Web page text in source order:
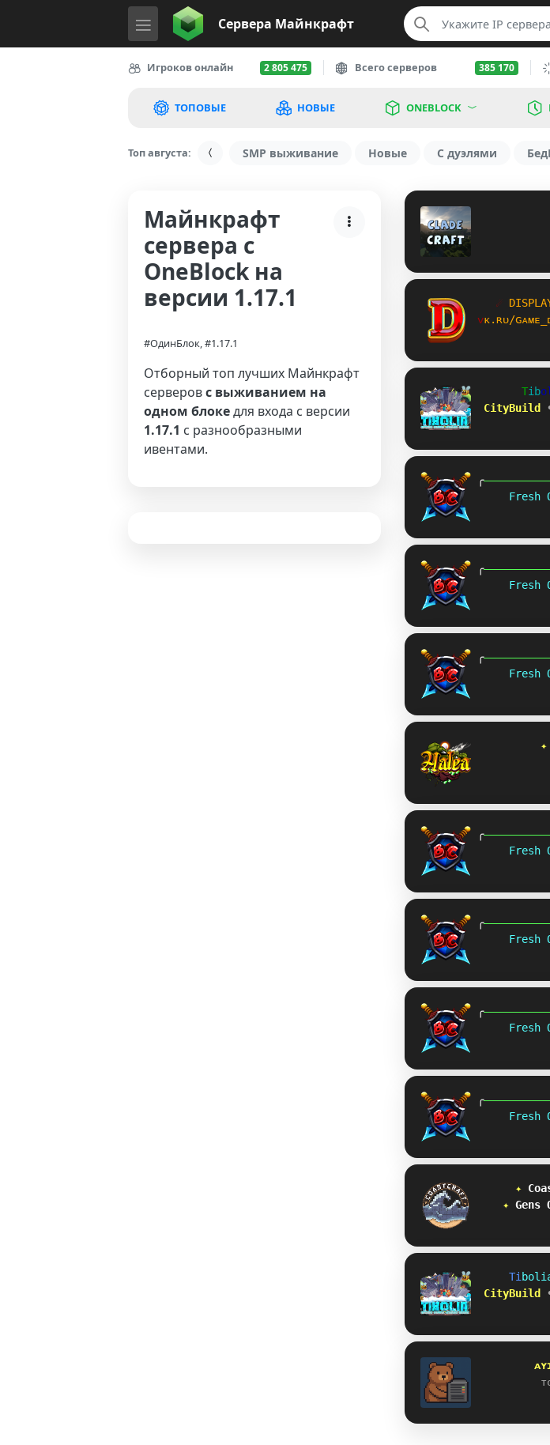
Сервера Майнкрафт
Игроков онлайн 2 805 475 Всего серверов 385 170
ТОПОВЫЕ НОВЫЕ ONEBLOCK
Топ августа: SMP выживание Новые С дуэлями
Майнкрафт
сервера с
OneBlock на
версии 1.17.1
#ОдинБлок, #1.17.1
Отборный топ лучших Майнкрафт
серверовс выживанием на
одном блокедля входа с версии
1.17.1 с разнообразными
ивентами.
☄ DISPL A
ᴠᴋ.ʀᴜ/ɢᴀᴍᴇ
Ti bol
CityBuild
╭
Fresh
╭
Fresh
╭
Fresh
╭
Fresh
╭
Fresh
╭
Fresh
╭
Fresh
✦ Coa
✦ Gens
Ti bol i
CityBuild